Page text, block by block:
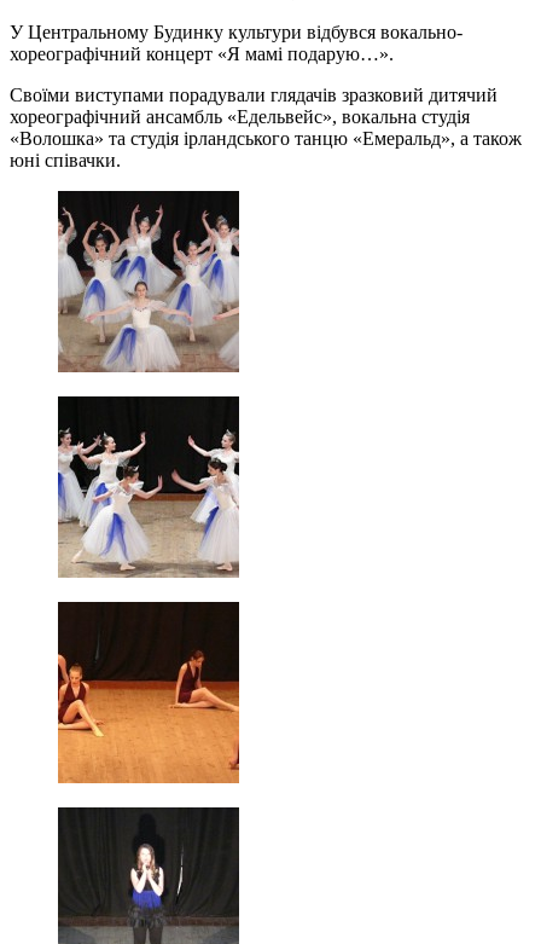
У Центральному Будинку культури відбувся вокально-
хореографічний концерт «Я мамі подарую…».
Своїми виступами порадували глядачів зразковий дитячий
хореографічний ансамбль «Едельвейс», вокальна студія
«Волошка» та студія ірландського танцю «Емеральд», а також
юні співачки.